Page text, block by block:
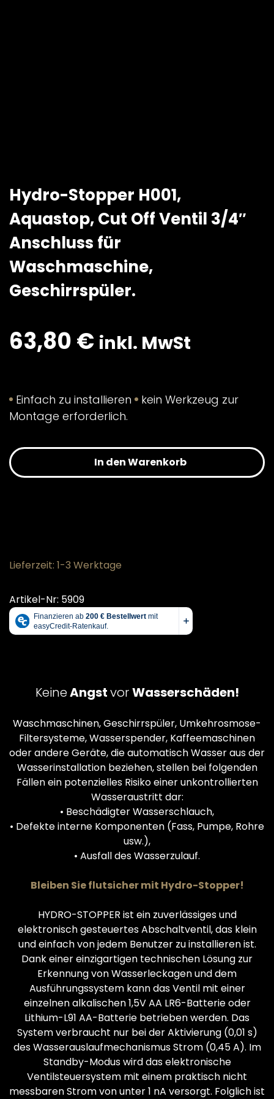
Hydro-Stopper H001,
Aquastop, Cut Off Ventil 3/4″
Anschluss für
Waschmaschine,
Geschirrspüler.
63,80€ inkl. MwSt
Einfach zu installieren
kein Werkzeug zur
Montage erforderlich.
In den Warenkorb
Lieferzeit: 1-3 Werktage
Artikel-Nr: 5909
KeineAngstvorWasserschäden!
Waschmaschinen, Geschirrspüler, Umkehrosmose-
Filtersysteme, Wasserspender, Kaffeemaschinen
oder andere Geräte, die automatisch Wasser aus der
Wasserinstallation beziehen, stellen bei folgenden
Fällen ein potenzielles Risiko einer unkontrollierten
Wasseraustritt dar:
• Beschädigter Wasserschlauch,
• Defekte interne Komponenten (Fass, Pumpe, Rohre
usw.),
• Ausfall des Wasserzulauf.
Bleiben Sie flutsicher mit Hydro-Stopper!
HYDRO-STOPPER ist ein zuverlässiges und
elektronisch gesteuertes Abschaltventil, das klein
und einfach von jedem Benutzer zu installieren ist.
Dank einer einzigartigen technischen Lösung zur
Erkennung von Wasserleckagen und dem
Ausführungssystem kann das Ventil mit einer
einzelnen alkalischen 1,5V AA LR6-Batterie oder
Lithium-L91 AA-Batterie betrieben werden. Das
System verbraucht nur bei der Aktivierung (0,01 s)
des Wasserauslaufmechanismus Strom (0,45 A). Im
Standby-Modus wird das elektronische
Ventilsteuersystem mit einem praktisch nicht
messbaren Strom von unter 1 nA versorgt. Folglich ist